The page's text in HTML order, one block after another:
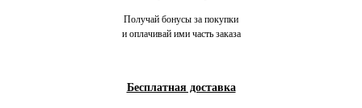
Получай бонусы за покупки
и оплачивай ими часть заказа
Бесплатная доставка